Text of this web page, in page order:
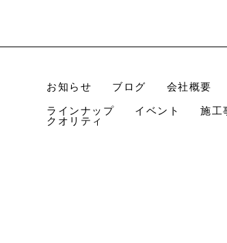
お知らせ ブログ 会社概要
ラインナップ
イベント 施工
クオリティ